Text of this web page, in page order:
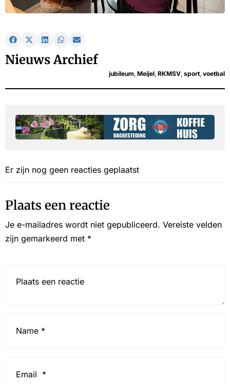
Nieuws Archief
jubileum, Meijel, RKMSV, sport, voetbal
Er zijn nog geen reacties geplaatst
Plaats een reactie
Je e-mailadres wordt niet gepubliceerd. Vereiste velden
zijn gemarkeerd met *